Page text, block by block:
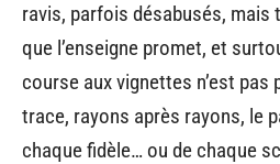
ravis, parfois désabusés, mais
que l’enseigne promet, et
course aux vignettes n’est pas
trace, rayons après rayons, le
chaque fidèle… ou de chaque